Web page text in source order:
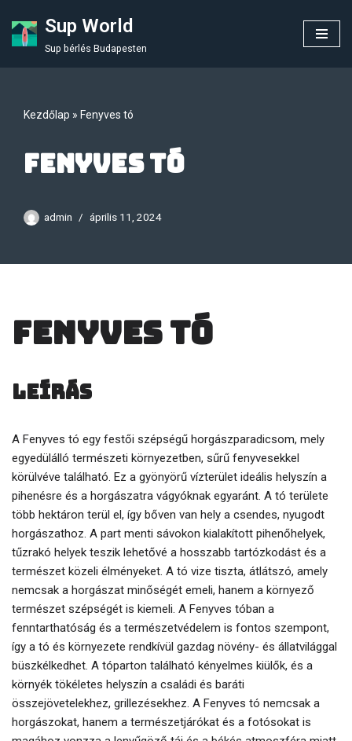
Skip
Sup World
Sup bérlés Budapesten
Kezdőlap » Fenyves tó
Fenyves tó
admin április 11, 2024
Fenyves tó
Leírás
A Fenyves tó egy festői szépségű horgászparadicsom, mely
egyedülálló természeti környezetben, sűrű fenyvesekkel
körülvéve található. Ez a gyönyörű vízterület ideális helyszín a
pihenésre és a horgászatra vágyóknak egyaránt. A tó területe
több hektáron terül el, így bőven van hely a csendes, nyugodt
horgászathoz. A part menti sávokon kialakított pihenőhelyek,
tűzrakó helyek teszik lehetővé a hosszabb tartózkodást és a
természet közeli élményeket. A tó vize tiszta, átlátszó, amely
nemcsak a horgászat minőségét emeli, hanem a környező
természet szépségét is kiemeli. A Fenyves tóban a
fenntarthatóság és a természetvédelem is fontos szempont,
így a tó és környezete rendkívül gazdag növény- és állatvilággal
büszkélkedhet. A tóparton található kényelmes kiülők, és a
környék tökéletes helyszín a családi és baráti
összejövetelekhez, grillezésekhez. A Fenyves tó nemcsak a
horgászokat, hanem a természetjárókat és a fotósokat is